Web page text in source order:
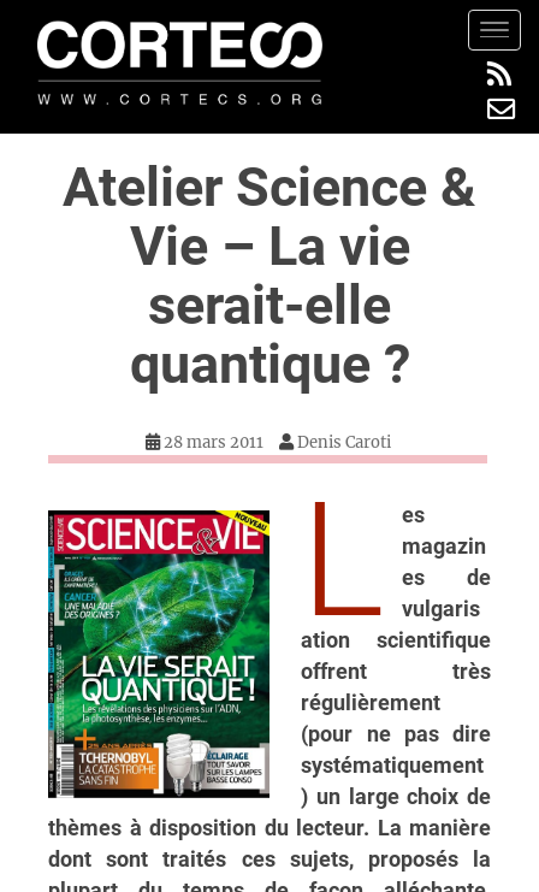
t
Atelier Science &
Vie – La vie
serait-elle
quantique ?
28 mars 2011 Denis Caroti
L
es
magazin
es de
vulgaris
ation scientifique
offrent très
régulièrement
(pour ne pas dire
systématiquement
) un large choix de
thèmes à disposition du lecteur. La manière
dont sont traités ces sujets, proposés la